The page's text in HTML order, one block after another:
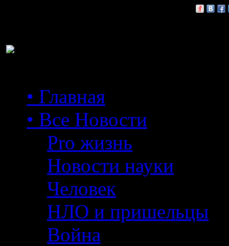
• Главная
• Все Новости
Pro жизнь
Новости науки
Человек
НЛО и пришельцы
Война